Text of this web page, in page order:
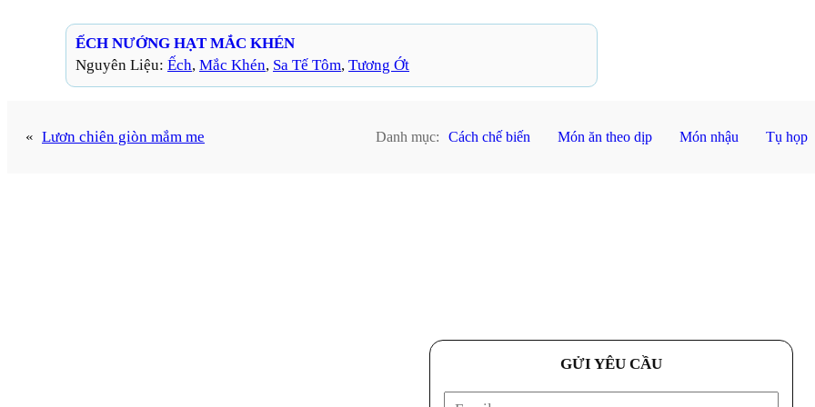
ẾCH NƯỚNG HẠT MẮC KHÉN
Nguyên Liệu: Ếch, Mắc Khén, Sa Tế Tôm, Tương Ớt
« Lươn chiên giòn mắm me Danh mục: Cách chế biến Món ăn theo dịp Món nhậu Tụ họp
GỬI YÊU CẦU